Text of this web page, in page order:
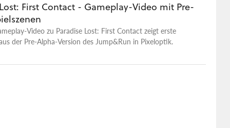
First Contact - Gameplay-Video mit Pre-
Video zu Paradise Lost: First Contact zeigt erste
der Pre-Alpha-Version des Jump&Run in Pixeloptik.